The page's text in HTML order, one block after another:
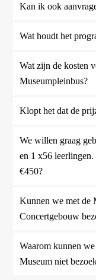
Kan ik ook
Wat houdt het
Wat zijn de kosten
Museumpleinbus?
Klopt het dat de
We willen graag
en 1 x56
€450?
Kunnen we met de
Concertgebouw
Waarom kunnen
Museum niet